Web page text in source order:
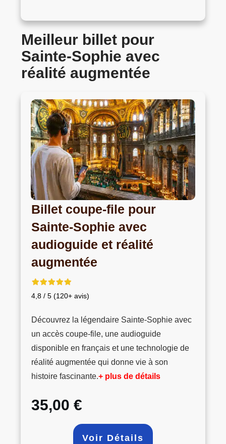
Meilleur billet pour
Sainte-Sophie avec
réalité augmentée
Billet coupe-file pour
Sainte-Sophie avec
audioguide et réalité
augmentée
4,8 / 5 (120+ avis)
Découvrez la légendaire Sainte-Sophie avec
un accès coupe-file, une audioguide
disponible en français et une technologie de
réalité augmentée qui donne vie à son
histoire fascinante.+ plus de détails
35,00 €
Voir Détails